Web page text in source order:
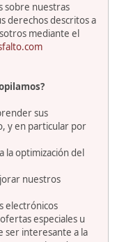
sobre nuestras
derechos descritos a
mediante el
sus
y en particular por
la optimización del
nuestros
electrónicos
especiales u
ser interesante a la